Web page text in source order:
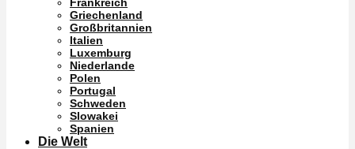
Griechenland
Großbritannien
Italien
Luxemburg
Niederlande
Polen
Portugal
Schweden
Slowakei
Spanien
Die Welt